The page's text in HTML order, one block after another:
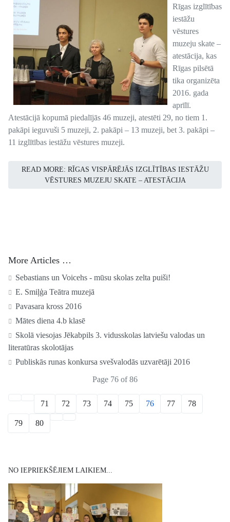
Rīgas izglītības
iestāžu
vēstures
muzeju skate –
atestācija, kas
Rīgas pilsētā
tika organizēta
2016. gada
aprīlī.
Atestācijā kopumā piedalījās 46 muzeji, atestēti 29, no tiem 1.
pakāpi ieguvuši 5 muzeji, 2. pakāpi – 13 muzeji, bet 3. pakāpi –
11 izglītības iestāžu vēstures muzeji.
READ MORE: RĪGAS VISPĀRĒJĀS IZGLĪTĪBAS IESTĀŽU
VĒSTURES MUZEJU SKATE – ATESTĀCIJA
More Articles …
Sebastians un Voicehs - mūsu skolas zelta puiši!
E. Smiļģa Teātra muzejā
Pavasara kross 2016
Mātes diena 4.b klasē
Skolā viesojas Jēkabpils 3. vidusskolas latviešu valodas un
literatūras skolotājas
Publiskās runas konkursa svešvalodās uzvarētāji 2016
Page 76 of 86
71 72 73 74 75 76 77 78
79 80
NO IEPRIEKŠĒJIEM LAIKIEM...